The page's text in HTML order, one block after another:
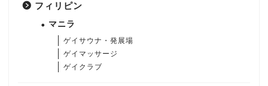
フィリピン
マニラ
ゲイサウナ・発展場
ゲイマッサージ
ゲイクラブ